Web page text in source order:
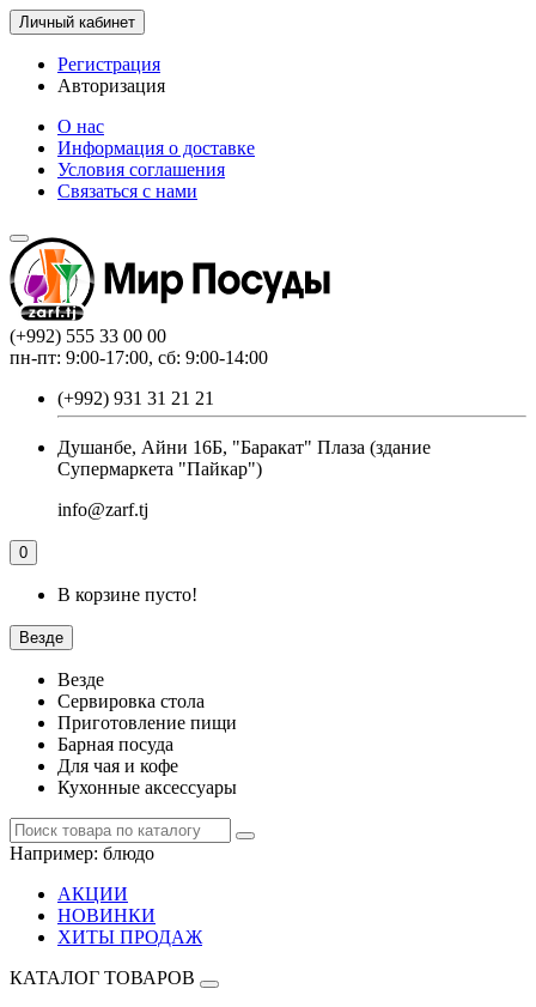
Личный кабинет
Регистрация
Авторизация
О нас
Информация о доставке
Условия соглашения
Связаться с нами
(+992) 555 33 00 00
пн-пт: 9:00-17:00, сб: 9:00-14:00
(+992) 931 31 21 21
Душанбе, Айни 16Б, "Баракат" Плаза (здание
Супермаркета "Пайкар")
info@zarf.tj
0
В корзине пусто!
Везде
Везде
Сервировка стола
Приготовление пищи
Барная посуда
Для чая и кофе
Кухонные аксессуары
Например: блюдо
АКЦИИ
НОВИНКИ
ХИТЫ ПРОДАЖ
КАТАЛОГ ТОВАРОВ